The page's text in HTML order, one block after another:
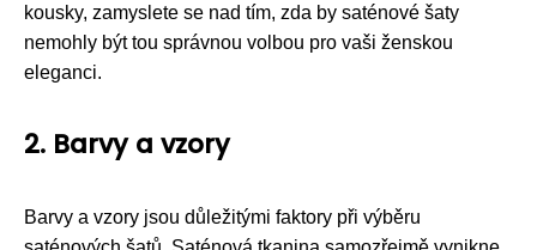
kousky, zamyslete se nad tím, zda by saténové šaty
nemohly být tou správnou volbou pro vaši ženskou
eleganci.
2. Barvy a vzory
Barvy a vzory jsou důležitými faktory při výběru